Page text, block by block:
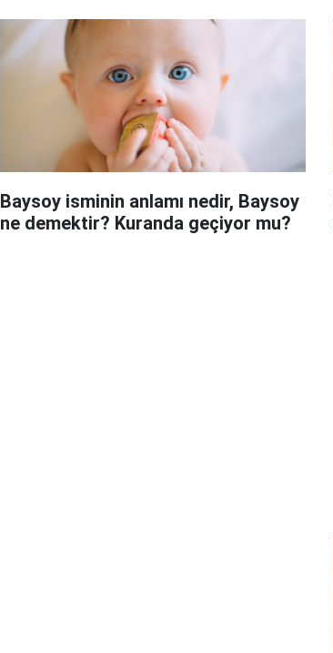
Baysoy isminin anlamı nedir, Baysoy
ne demektir? Kuranda geçiyor mu?